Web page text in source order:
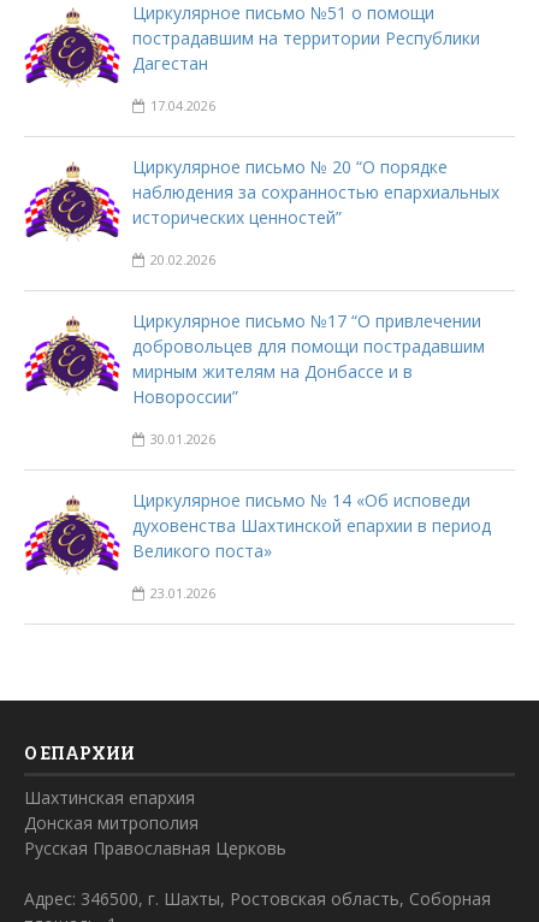
Циркулярное письмо №51 о помощи
пострадавшим на территории Республики
Дагестан
17.04.2026
Циркулярное письмо № 20 “О порядке
наблюдения за сохранностью епархиальных
исторических ценностей”
20.02.2026
Циркулярное письмо №17 “О привлечении
добровольцев для помощи пострадавшим
мирным жителям на Донбассе и в
Новороссии”
30.01.2026
Циркулярное письмо № 14 «Об исповеди
духовенства Шахтинской епархии в период
Великого поста»
23.01.2026
О ЕПАРХИИ
Шахтинская епархия
Донская митрополия
Русская Православная Церковь
Адрес: 346500, г. Шахты, Ростовская область, Соборная